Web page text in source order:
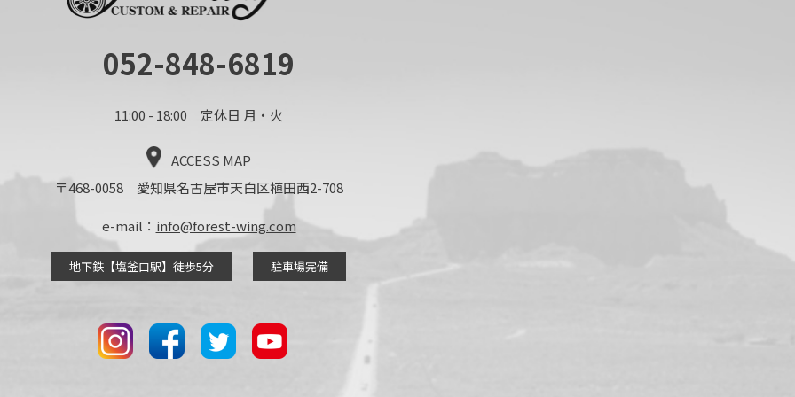
052-848-6819
11:00 - 18:00 定休日 月・火
ACCESS MAP
〒468-0058 愛知県名古屋市天白区植田西2-708
e-mail： info@forest-wing.com
地下鉄【塩釜口駅】徒歩5分 駐車場完備